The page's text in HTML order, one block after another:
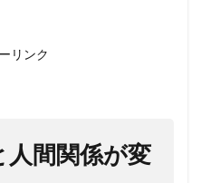
リンク
間関係が変